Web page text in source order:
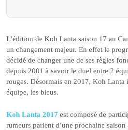
L’édition de Koh Lanta saison 17 au
un changement majeur. En effet le
décidé de changer une de ses règles
depuis 2001 à savoir le duel entre 2
rouges. Désormais en 2017, Koh
équipe, les bleus.
Koh Lanta 2017 est composé de
rumeurs parlent d’une prochaine